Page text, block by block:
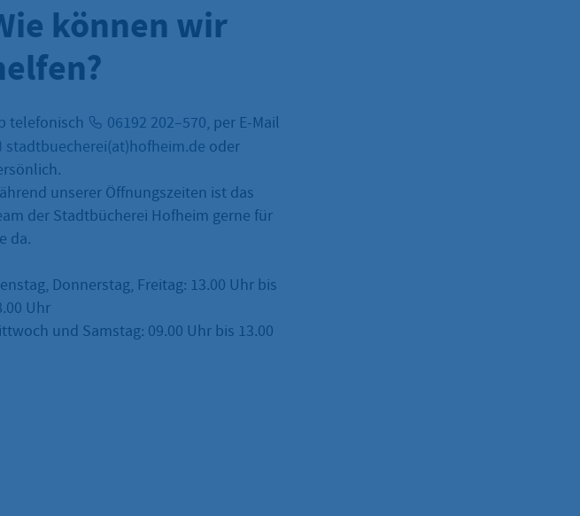
können wir
telefonisch 06192 202–570, per E-Mail
stadtbuecherei(at)hofheim.de oder
unserer Öffnungszeiten ist das
der Stadtbücherei Hofheim gerne für
da.
Donnerstag, Freitag: 13.00 Uhr bis
Uhr
und Samstag: 09.00 Uhr bis 13.00